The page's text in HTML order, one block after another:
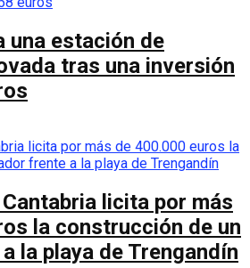
una estación de
tras una inversión
licita por más
la construcción de un
la playa de Trengandín